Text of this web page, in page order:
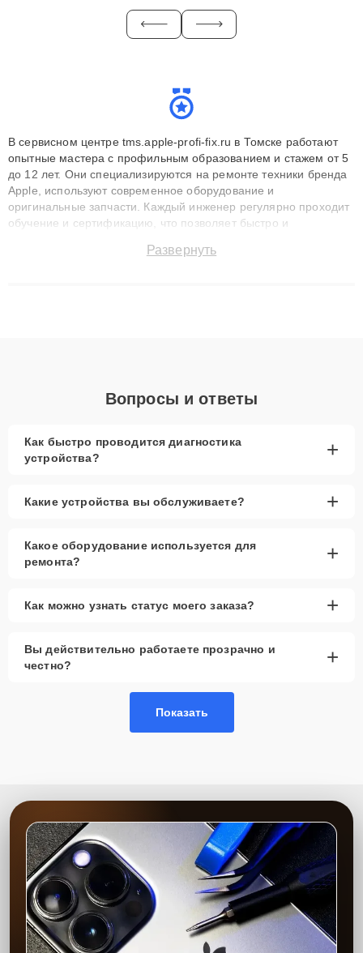
В сервисном центре tms.apple-profi-fix.ru в Томске работают
опытные мастера с профильным образованием и стажем от 5
до 12 лет. Они специализируются на ремонте техники бренда
Apple, используют современное оборудование и
оригинальные запчасти. Каждый инженер регулярно проходит
обучение и сертификацию, что позволяет быстро и
сохранением гарантии до 3 лет. Наши мастера решают
Развернуть
Вопросы и ответы
Как быстро проводится диагностика
устройства?
+
Какие устройства вы обслуживаете? +
Какое оборудование используется для
ремонта?
+
Как можно узнать статус моего заказа? +
Вы действительно работаете прозрачно и
честно?
+
Показать